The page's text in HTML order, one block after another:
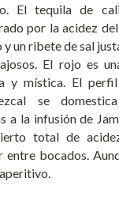
El tequila de
por la acidez
un ribete de sal
El rojo es
y mística. El
se
a la infusión de
total de
entre bocados.